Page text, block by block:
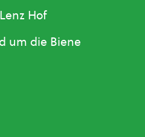
Hof
um die Biene